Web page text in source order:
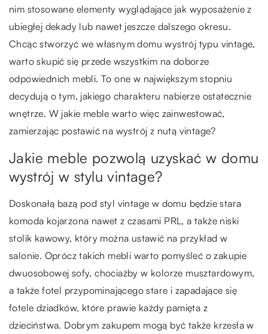
nim stosowane elementy wyglądające jak wyposażenie z
ubiegłej dekady lub nawet jeszcze dalszego okresu.
Chcąc stworzyć we własnym domu wystrój typu vintage,
warto skupić się przede wszystkim na doborze
odpowiednich mebli. To one w największym stopniu
decydują o tym, jakiego charakteru nabierze ostatecznie
wnętrze. W jakie meble warto więc zainwestować,
zamierzając postawić na wystrój z nutą vintage?
Jakie meble pozwolą uzyskać w domu
wystrój w stylu vintage?
Doskonałą bazą pod styl vintage w domu będzie stara
komoda kojarzona nawet z czasami PRL, a także niski
stolik kawowy, który można ustawić na przykład w
salonie. Oprócz takich mebli warto pomyśleć o zakupie
dwuosobowej sofy, chociażby w kolorze musztardowym,
a także fotel przypominającego stare i zapadające się
fotele dziadków, które prawie każdy pamięta z
dzieciństwa. Dobrym zakupem mogą być także krzesła w